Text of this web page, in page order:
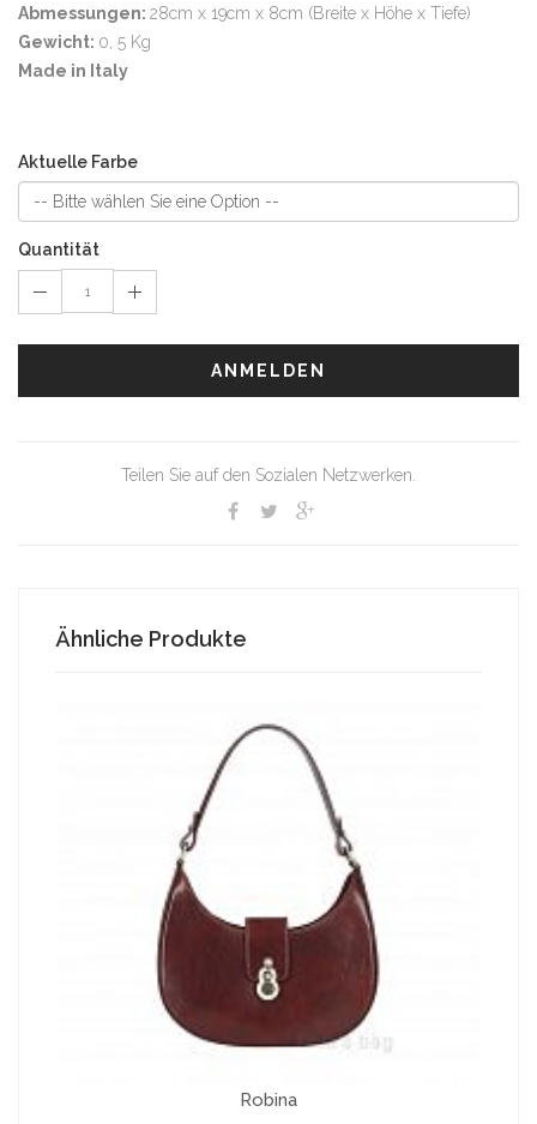
Abmessungen: 28cm x 19cm x 8cm (Breite x Höhe x Tiefe)
Gewicht: 0, 5 Kg
Made in Italy
Aktuelle Farbe
Quantität
ANMELDEN
Teilen Sie auf den Sozialen Netzwerken.
Ähnliche Produkte
Robina